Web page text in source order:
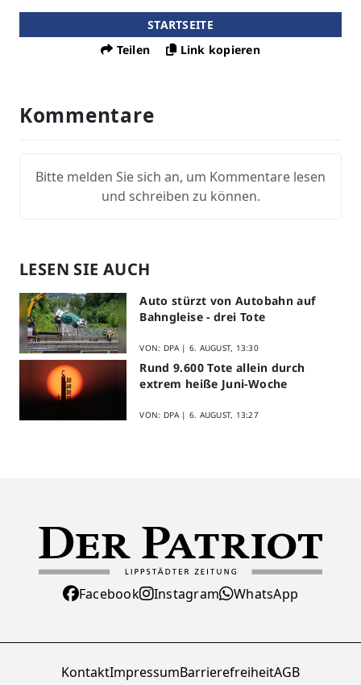
STARTSEITE
Teilen
Link kopieren
Kommentare
Bitte melden Sie sich an, um Kommentare lesen
und schreiben zu können.
LESEN SIE AUCH
Auto stürzt von Autobahn auf
Bahngleise - drei Tote
VON: DPA | 6. AUGUST, 13:30
Rund 9.600 Tote allein durch
extrem heiße Juni-Woche
VON: DPA | 6. AUGUST, 13:27
Facebook Instagram WhatsApp
KontaktImpressumBarrierefreiheitAGB